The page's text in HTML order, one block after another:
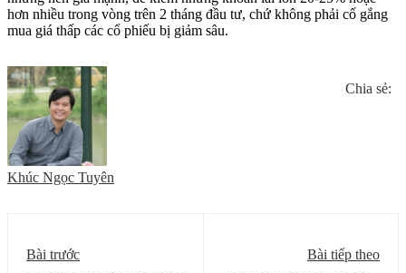
hơn nhiều trong vòng trên 2 tháng đầu tư, chứ không phải cố gắng
mua giá thấp các cổ phiếu bị giảm sâu.
Chia sẻ:
Khúc Ngọc Tuyên
Bài trước Bài tiếp theo